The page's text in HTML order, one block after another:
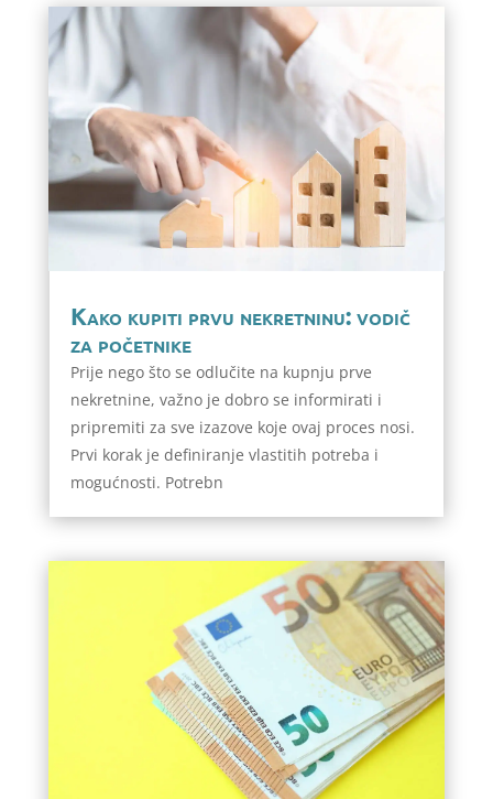
Kako kupiti prvu nekretninu: vodič
za početnike
Prije nego što se odlučite na kupnju prve
nekretnine, važno je dobro se informirati i
pripremiti za sve izazove koje ovaj proces nosi.
Prvi korak je definiranje vlastitih potreba i
mogućnosti. Potrebn